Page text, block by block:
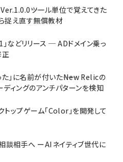
ツール単位で覚えてきた
捉え直す無償教材
などリリース ─ ADドメイン乗っ
」に名前が付いた――New Relicの
ィングのアンチパターンを検知
トップゲーム「Color」を開発して
談相手へ ーAIネイティブ世代に